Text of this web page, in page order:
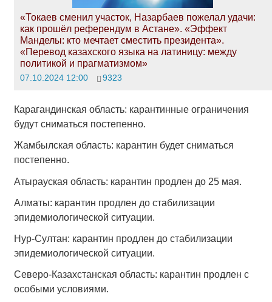
«Токаев сменил участок, Назарбаев пожелал удачи:
как прошёл референдум в Астане». «Эффект
Манделы: кто мечтает сместить президента».
«Перевод казахского языка на латиницу: между
политикой и прагматизмом»
07.10.2024 12:00 9323
Карагандинская область: карантинные ограничения
будут сниматься постепенно.
Жамбылская область: карантин будет сниматься
постепенно.
Атырауская область: карантин продлен до 25 мая.
Алматы: карантин продлен до стабилизации
эпидемиологической ситуации.
Нур-Султан: карантин продлен до стабилизации
эпидемиологической ситуации.
Северо-Казахстанская область: карантин продлен с
особыми условиями.